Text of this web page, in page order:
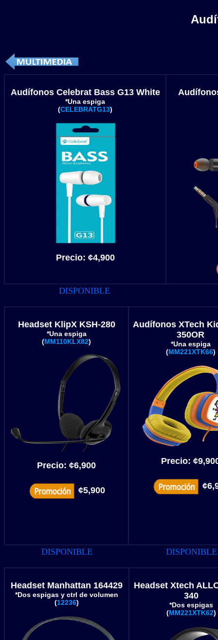
Audífonos Celebrat Bass G13 White
*Una espiga
(CELEBRATG13)
Precio: ¢4,900
DISPONIBLE
Headset KlipX KSH-280
*Una espiga
(MM110KLX82)
Precio: ¢6,900
¢5,900
Audífonos XTech
350OR
*Una espiga
(MM221XTK66)
Precio:
DISPONIBLE DISPONIBLE
Headset Manhattan 164429
*Dos espigas y ctrl de volumen
(12236)
Headset Xtech
340
*Dos espigas
(MM221XTK62)